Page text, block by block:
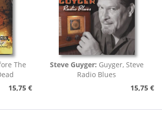
The
15,75 €
Steve Guyger: Guyger, Steve
Radio Blues
15,75 €